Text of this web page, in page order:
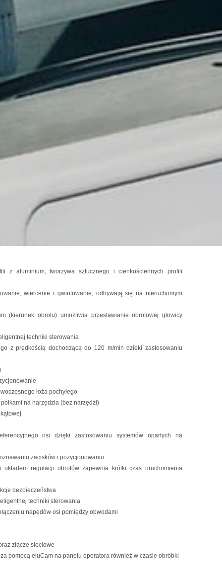
z aluminium, tworzywa sztucznego i cienkościennych profili
wiercenie i gwintowanie, odbywają się na nieruchomym
(kierunek obrotu) umożliwia przestawianie obrotowej głowicy
techniki sterowania
z prędkością dochodzącą do 120 m/min dzięki zastosowaniu
łoża pochyłego
na narzędzia (bez narzędzi)
osi dzięki zastosowaniu systemów opartych na
zacisków i pozycjonowaniu
regulacji obrotów zapewnia krótki czas uruchomienia
bezpieczeństwa
techniki sterowania
napędów osi pomiędzy obwodami
złącze sieciowe
pomocą eluCam na panelu operatora również w czasie obróbki